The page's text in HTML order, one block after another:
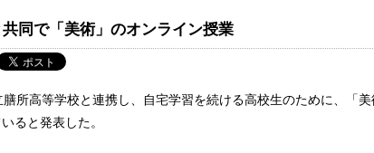
同で「美術」のオンライン授業
所高等学校と連携し、自宅学習を続ける高校生のために、「美
ると発表した。